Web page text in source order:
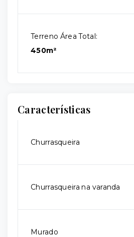
Terreno Área Total:
450m²
Características
Churrasqueira
Churrasqueira na varanda
Murado